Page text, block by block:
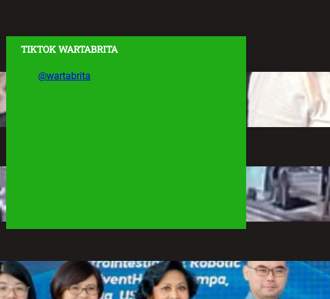
TIKTOK WARTABRITA
@wartabrita